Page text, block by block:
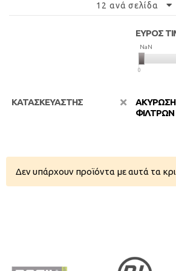
12 ανά σελίδα
ΕΥΡΟΣ
NaN
NaN
0
ΚΑΤΑΣΚΕΥΑΣΤΗΣ
ΦΙΛΤΡΩΝ
Δεν υπάρχουν προϊόντα με αυτά τα